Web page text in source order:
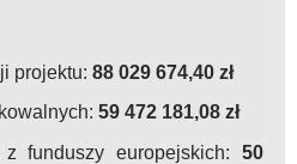
projektu: 88 029 674,40 zł
59 472 181,08 zł
funduszy europejskich: 50